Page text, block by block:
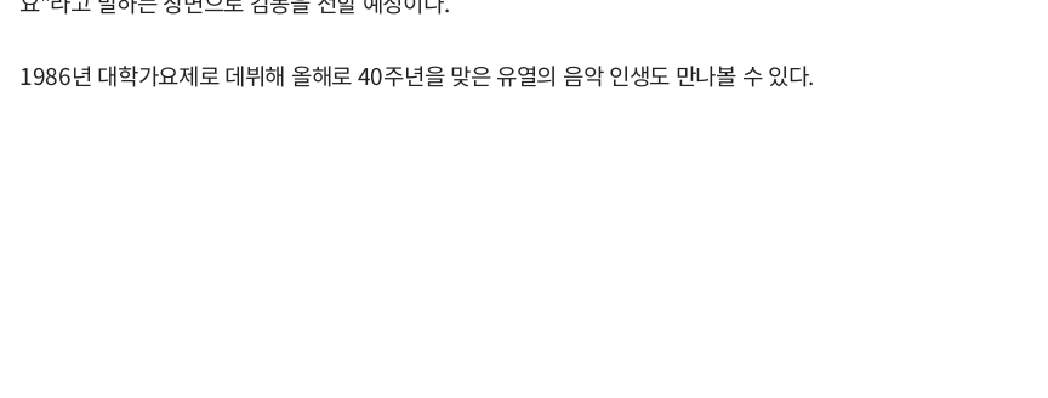
1986년 대학가요제로 데뷔해 올해로 40주년을 맞은 유열의 음악 인생도 만나볼 수 있다.